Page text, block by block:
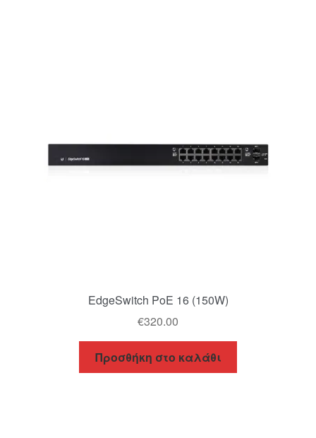
EdgeSwitch PoE 16 (150W)
€320.00
Προσθήκη στο καλάθι